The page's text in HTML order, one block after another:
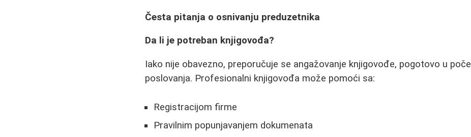
Česta pitanja o osnivanju preduzetnika
Da li je potreban knjigovođa?
Iako nije obavezno, preporučuje se angažovanje knjigovođe, pogotovo u
poslovanja. Profesionalni knjigovođa može pomoći sa:
Registracijom firme
Pravilnim popunjavanjem dokumenata